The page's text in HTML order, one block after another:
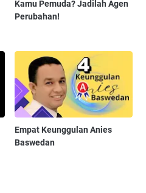
Kamu Pemuda? Jadilah Agen
Perubahan!
Empat Keunggulan Anies
Baswedan